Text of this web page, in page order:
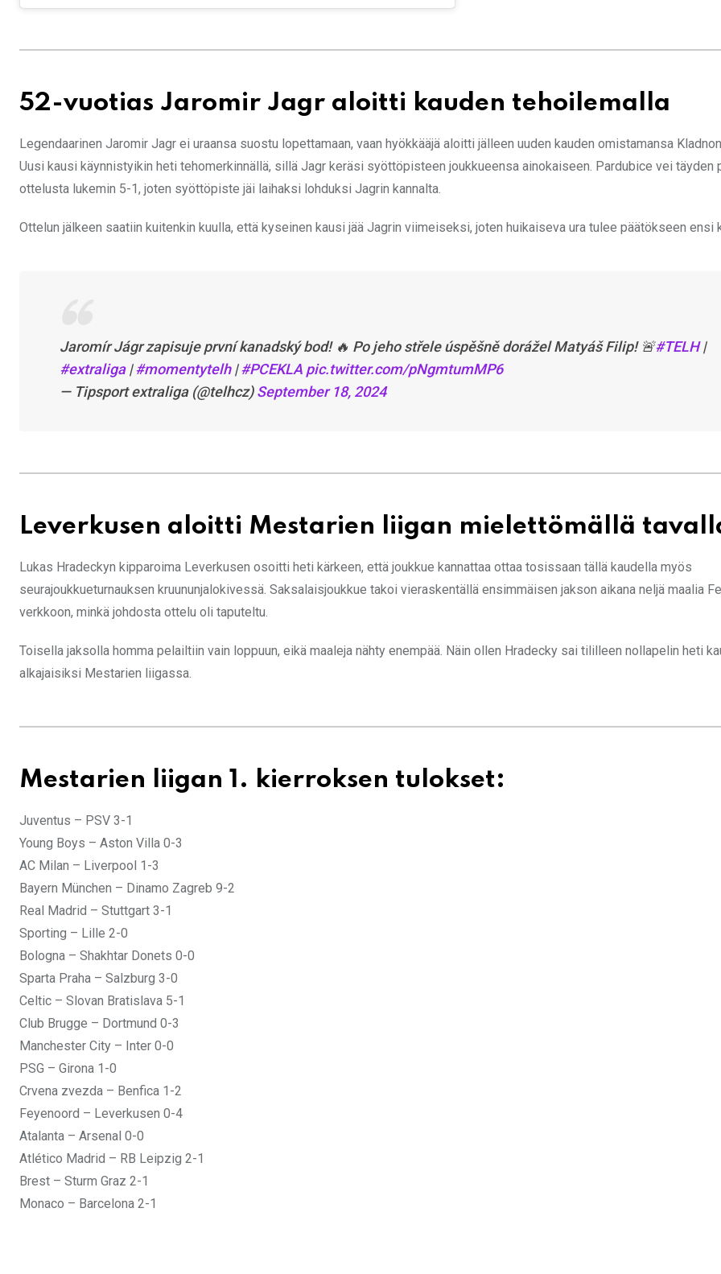
52-vuotias Jaromir Jagr aloitti kauden tehoilemalla
Legendaarinen Jaromir Jagr ei uraansa suostu lopettamaan, vaan hyökkääjä aloitti jälleen uuden kauden omistamansa
Uusi kausi käynnistyikin heti tehomerkinnällä, sillä Jagr keräsi syöttöpisteen joukkueensa ainokaiseen. Pardubice vei täyden
ottelusta lukemin 5-1, joten syöttöpiste jäi laihaksi lohduksi Jagrin kannalta.
Ottelun jälkeen saatiin kuitenkin kuulla, että kyseinen kausi jää Jagrin viimeiseksi, joten huikaiseva ura tulee päätökseen ensi
Jaromír Jágr zapisuje první kanadský bod! 🔥 Po jeho střele úspěšně dorážel Matyáš Filip! 🚨#TELH|
#extraliga|#momentytelh|#PCEKLA pic.twitter.com/pNgmtumMP6
— Tipsport extraliga (@telhcz)September 18, 2024
Leverkusen aloitti Mestarien liigan mielettömällä
Lukas Hradeckyn kipparoima Leverkusen osoitti heti kärkeen, että joukkue kannattaa ottaa tosissaan tällä kaudella myös
seurajoukkueturnauksen kruununjalokivessä. Saksalaisjoukkue takoi vieraskentällä ensimmäisen jakson aikana neljä maalia
verkkoon, minkä johdosta ottelu oli taputeltu.
Toisella jaksolla homma pelailtiin vain loppuun, eikä maaleja nähty enempää. Näin ollen Hradecky sai tililleen nollapelin heti
alkajaisiksi Mestarien liigassa.
Mestarien liigan 1. kierroksen tulokset:
Juventus – PSV 3-1
Young Boys – Aston Villa 0-3
AC Milan – Liverpool 1-3
Bayern München – Dinamo Zagreb 9-2
Real Madrid – Stuttgart 3-1
Sporting – Lille 2-0
Bologna – Shakhtar Donets 0-0
Sparta Praha – Salzburg 3-0
Celtic – Slovan Bratislava 5-1
Club Brugge – Dortmund 0-3
Manchester City – Inter 0-0
PSG – Girona 1-0
Crvena zvezda – Benfica 1-2
Feyenoord – Leverkusen 0-4
Atalanta – Arsenal 0-0
Atlético Madrid – RB Leipzig 2-1
Brest – Sturm Graz 2-1
Monaco – Barcelona 2-1